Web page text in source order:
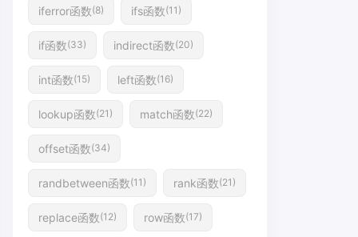
iferror函数(8) ifs函数(11)
if函数(33) indirect函数(20)
int函数(15) left函数(16)
lookup函数(21) match函数(22)
offset函数(34)
randbetween函数(11) rank函数(21)
replace函数(12) row函数(17)